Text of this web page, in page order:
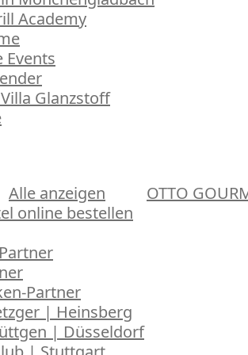
Academy
Glanzstoff
Alle anzeigen
OTTO
online bestellen
Partner
| Heinsberg
| Düsseldorf